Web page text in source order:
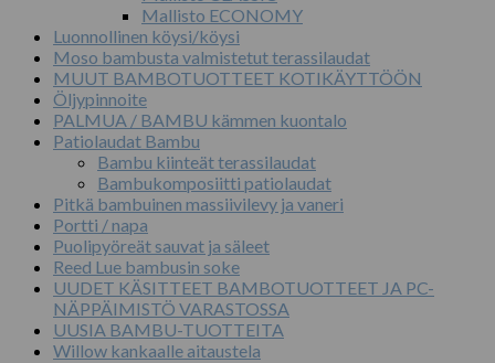
Mallisto ECONOMY
Luonnollinen köysi/köysi
Moso bambusta valmistetut terassilaudat
MUUT BAMBOTUOTTEET KOTIKÄYTTÖÖN
Öljypinnoite
PALMUA / BAMBU kämmen kuontalo
Patiolaudat Bambu
Bambu kiinteät terassilaudat
Bambukomposiitti patiolaudat
Pitkä bambuinen massiivilevy ja vaneri
Portti / napa
Puolipyöreät sauvat ja säleet
Reed Lue bambusin soke
UUDET KÄSITTEET BAMBOTUOTTEET JA PC-
NÄPPÄIMISTÖ VARASTOSSA
UUSIA BAMBU-TUOTTEITA
Willow kankaalle aitaustela